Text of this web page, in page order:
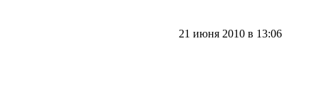
21 июня 2010 в 13:06